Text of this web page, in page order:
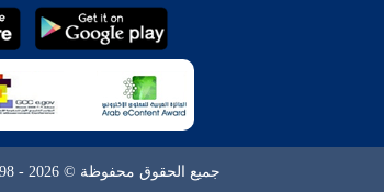
جميع الحقوق محفوظة © 2026 - 1998 لشبكة إسلام ويب